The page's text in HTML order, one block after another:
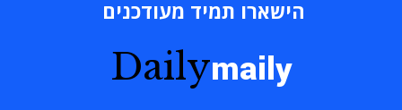
הישארו תמיד מעודכנים
Dailymaily